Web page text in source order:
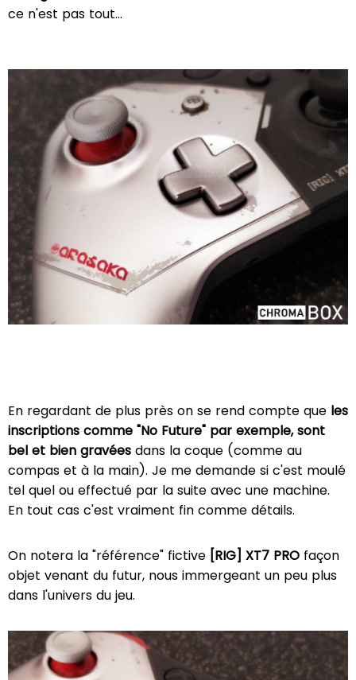
ce n'est pas tout...
En regardant de plus près on se rend compte que les
inscriptions comme "No Future" par exemple, sont
bel et bien gravées dans la coque (comme au
compas et à la main). Je me demande si c'est moulé
tel quel ou effectué par la suite avec une machine.
En tout cas c'est vraiment fin comme détails.
On notera la "référence" fictive [RIG] XT7 PRO façon
objet venant du futur, nous immergeant un peu plus
dans l'univers du jeu.